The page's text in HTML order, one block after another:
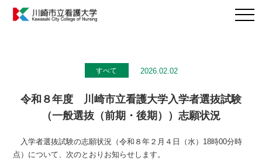
すべて 2026.02.02
令和８年度 川崎市立看護大学入学者選抜試験
（一般選抜（前期・後期））志願状況
入学者選抜試験の志願状況（令和８年２月４日（水）18時00分時
点）について、次のとおりお知らせします。